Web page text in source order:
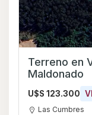
Terreno en Venta en
Maldonado
U$S 123.300
Las Cumbres